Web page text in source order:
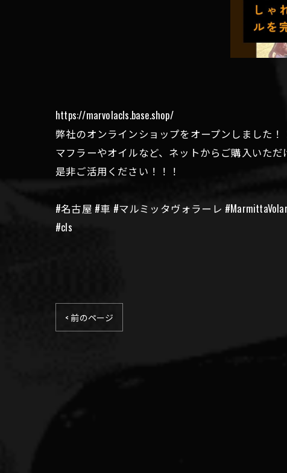
https://marvolacls.base.shop/
弊社のオンラインショップをオープンしました！
マフラーやオイルなど、ネットからご購入いただ
是非ご活用ください！！！
#名古屋 #車 #マルミッタヴォラーレ
#cls
< 前のページ